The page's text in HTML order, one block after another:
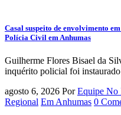
Casal suspeito de envolvimento
Polícia Civil em Anhumas
Guilherme Flores Bisael da
inquérito policial foi instaurado
agosto 6, 2026 Por Equipe No
Regional Em Anhumas 0